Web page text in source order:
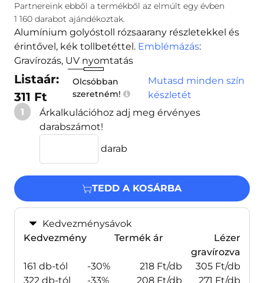
Partnereink ebből a termékből az elmúlt egy évben
1 160 darabot ajándékoztak.
Alumínium golyóstoll rózsaarany részletekkel és
érintővel, kék tollbetéttel. Emblémázás:
Gravírozás, UV nyomtatás
Listaár:
311 Ft
Olcsóbban
szeretném!
Mutasd minden szín
készletét
1
Árkalkulációhoz adj meg érvényes
darabszámot!
darab
TEDD A KOSÁRBA
Kedvezménysávok
Kedvezmény
Termék ár
Lézer
gravírozva
161 db-tól
-30% 218 Ft/db
305 Ft/db
322 db-tól
-33% 208 Ft/db
271 Ft/db